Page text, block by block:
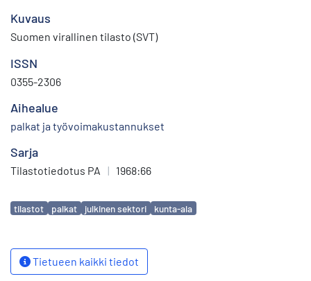
Kuvaus
Suomen virallinen tilasto (SVT)
ISSN
0355-2306
Aihealue
palkat ja työvoimakustannukset
Sarja
Tilastotiedotus PA | 1968:66
Avainsanat
tilastot palkat julkinen sektori kunta-ala
Tietueen kaikki tiedot